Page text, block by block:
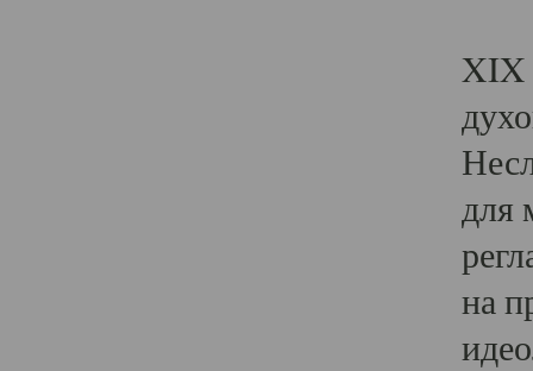
XIX
для
на